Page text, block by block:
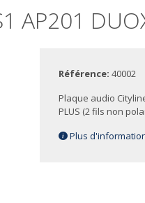
AP201
Référence:40002
Plaque audio
PLUS (2 fils non
Plus